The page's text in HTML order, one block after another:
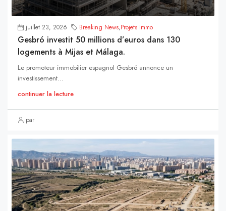
juillet 23, 2026 Breaking News,Projets Immo
Gesbró investit 50 millions d’euros dans 130
logements à Mijas et Málaga.
Le promoteur immobilier espagnol Gesbró annonce un
investissement...
continuer la lecture
par